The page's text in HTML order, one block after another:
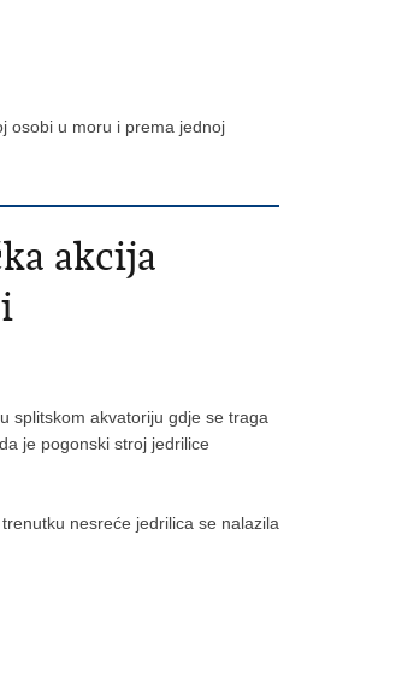
osobi u moru i prema jednoj
akcija
splitskom akvatoriju gdje se traga
je pogonski stroj jedrilice
nesreće jedrilica se nalazila